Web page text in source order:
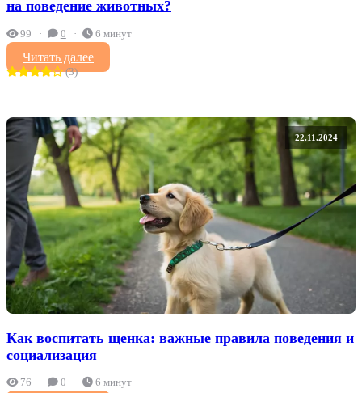
на поведение животных?
99 0 6 минут
Читать далее
(3)
22.11.2024
Как воспитать щенка: важные правила поведения и
социализация
76 0 6 минут